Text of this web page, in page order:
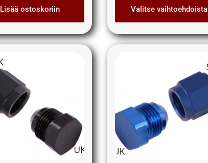
Lisää ostoskoriin Valitse vaihtoehdoista